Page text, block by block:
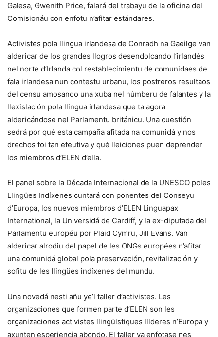
Galesa, Gwenith Price, falará del trabayu de la oficina del
Comisionáu con enfotu n’afitar estándares.
Activistes pola llingua irlandesa de Conradh na Gaeilge van
aldericar de los grandes llogros desendolcando l’irlandés
nel norte d’Irlanda col restablecimientu de comunidaes de
fala irlandesa nun contestu urbanu, los postreros resultaos
del censu amosando una xuba nel númberu de falantes y la
llexislación pola llingua irlandesa que ta agora
aldericándose nel Parlamentu británicu. Una cuestión
sedrá por qué esta campaña afitada na comunidá y nos
drechos foi tan efeutiva y qué lleiciones puen deprender
los miembros d’ELEN d’ella.
El panel sobre la Década Internacional de la UNESCO poles
Llingües Indíxenes cuntará con ponentes del Conseyu
d’Europa, los nuevos miembros d’ELEN Linguapax
International, la Universidá de Cardiff, y la ex-diputada del
Parlamentu européu por Plaid Cymru, Jill Evans. Van
aldericar alrodiu del papel de les ONGs europées n’afitar
una comunidá global pola preservación, revitalización y
sofitu de les llingües indíxenes del mundu.
Una novedá nesti añu ye’l taller d’activistes. Les
organizaciones que formen parte d’ELEN son les
organizaciones activistes llingüístiques llíderes n’Europa y
axunten esperiencia abondo. El taller va enfotase nes